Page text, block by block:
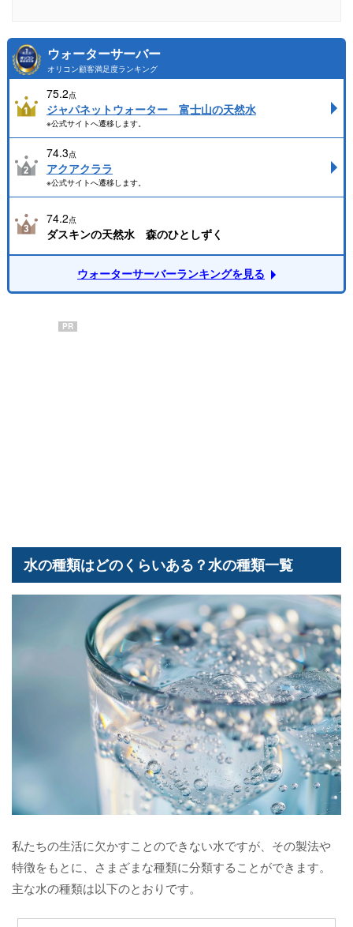
ウォーターサーバー
オリコン顧客満足度ランキング
75.2点
ジャパネットウォーター 富士山の天然水
※公式サイトへ遷移します。
74.3点
アクアクララ
※公式サイトへ遷移します。
74.2点
ダスキンの天然水 森のひとしずく
ウォーターサーバーランキングを見る
PR
水の種類はどのくらいある？水の種類一覧
私たちの生活に欠かすことのできない水ですが、その製法や
特徴をもとに、さまざまな種類に分類することができます。
主な水の種類は以下のとおりです。